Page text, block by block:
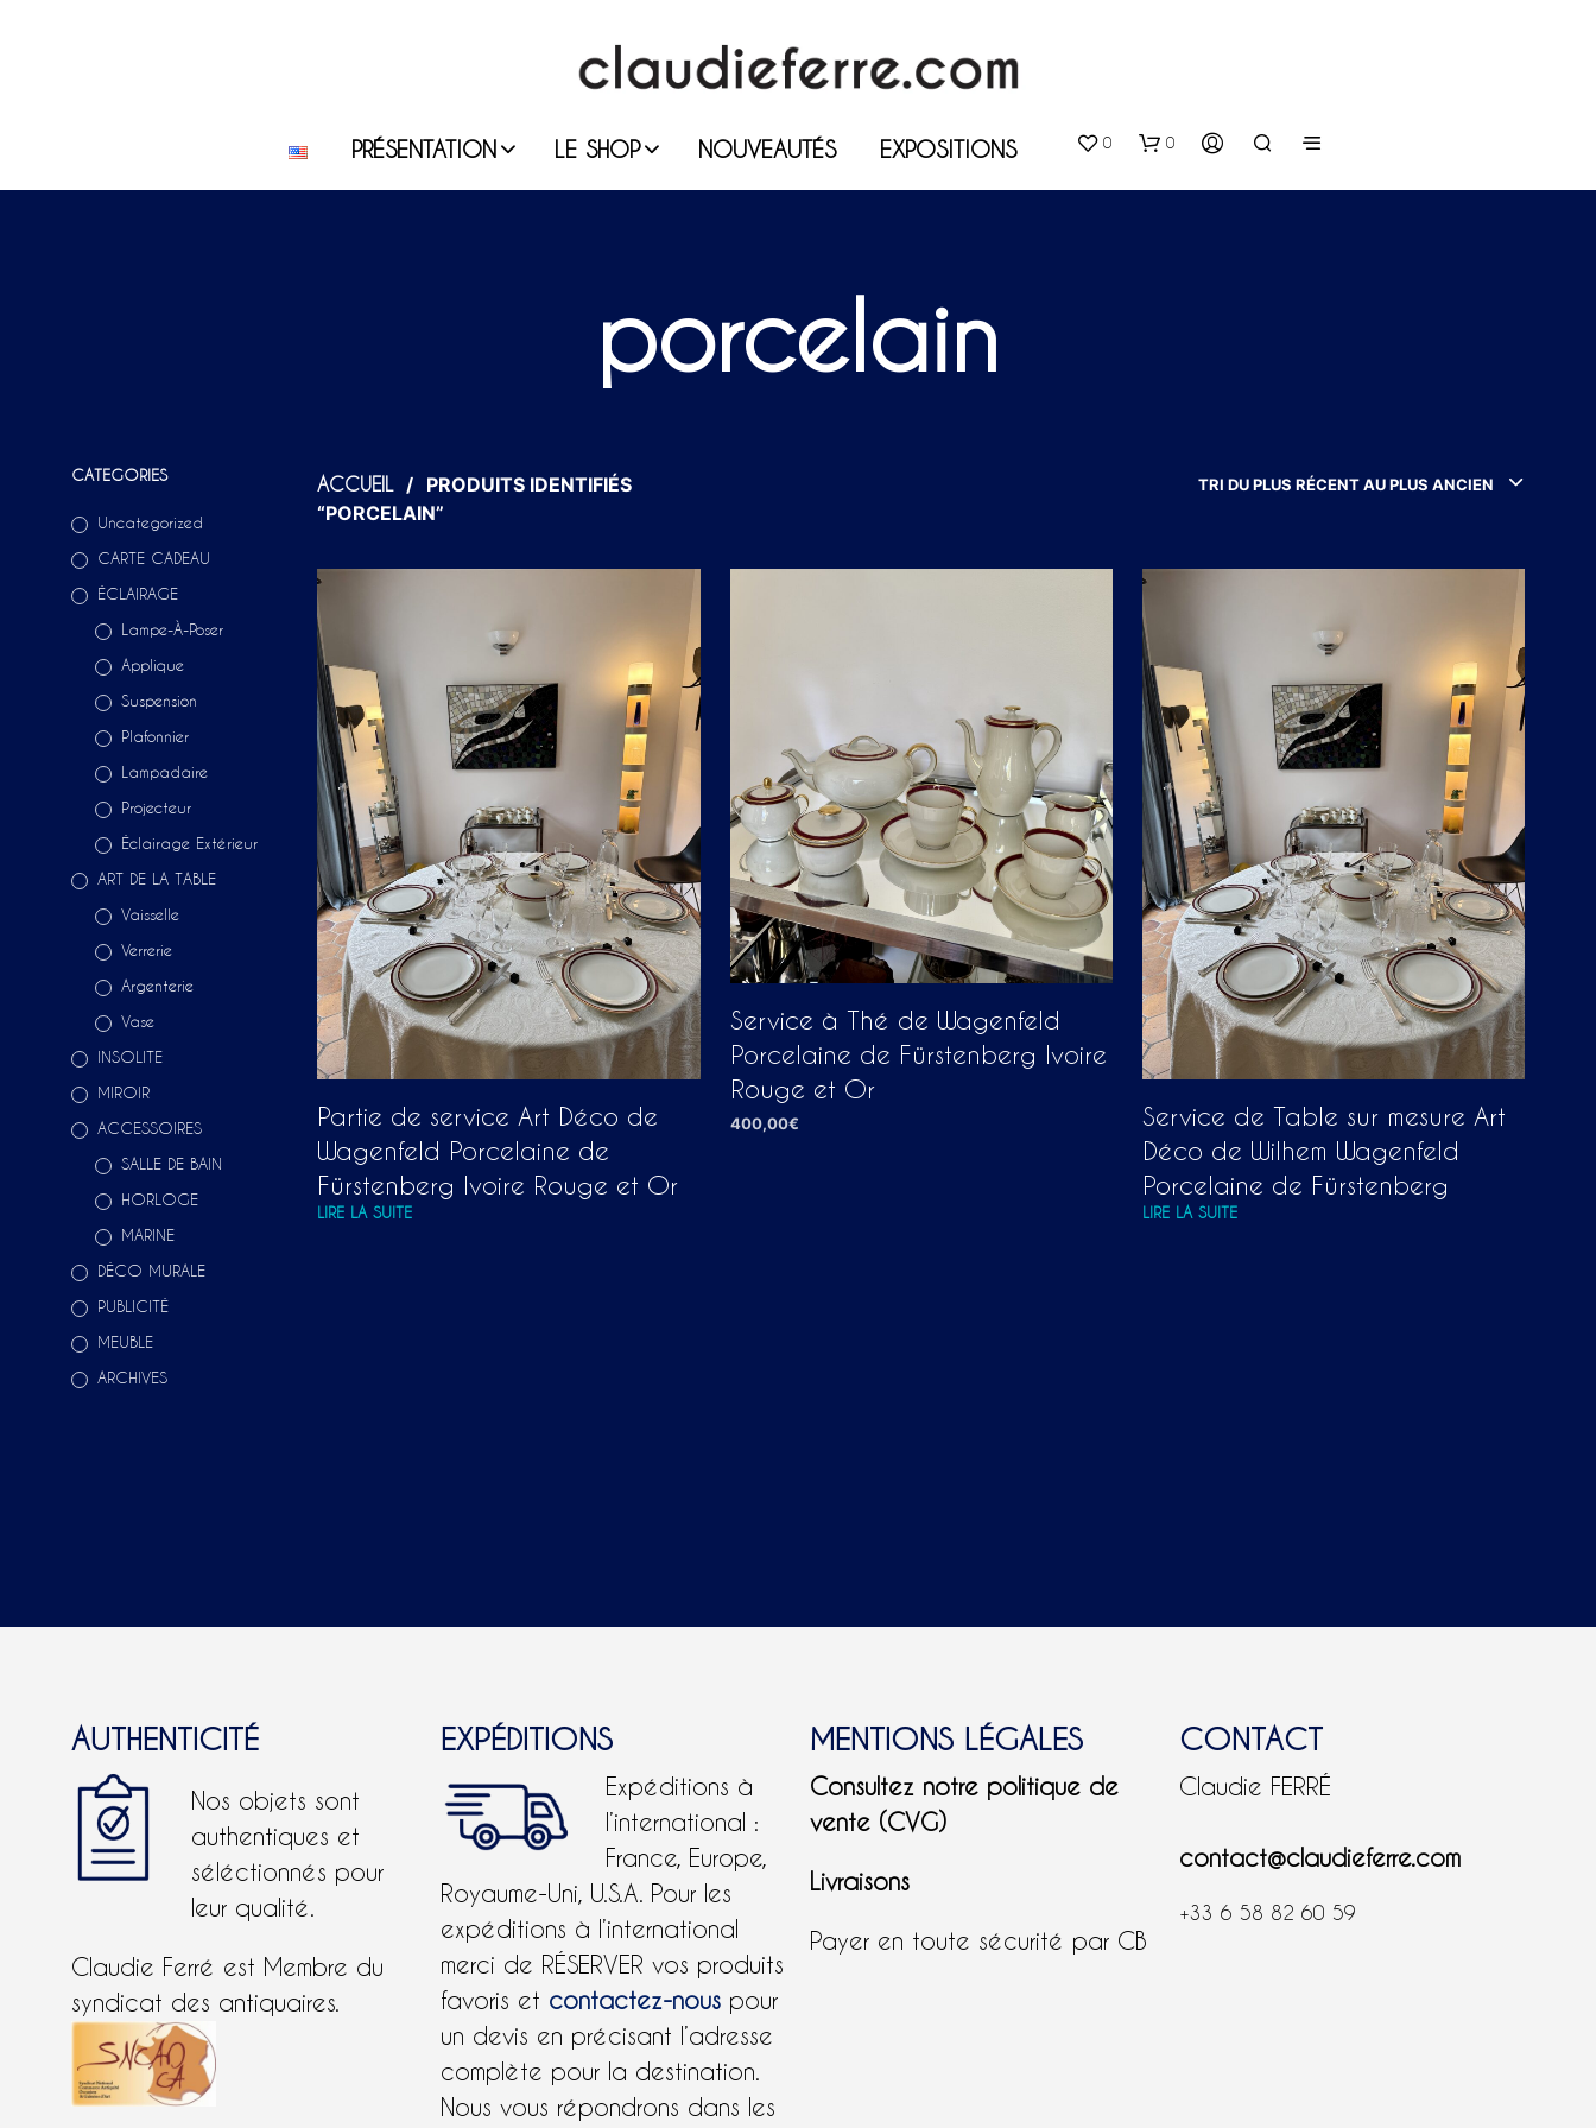
PRÉSENTATION LE SHOP NOUVEAUTÉS EXPOSITIONS 0 0
R
E
S
T
V
E
.
porcelain
CATEGORIES
Uncategorized
CARTE CADEAU
ÉCLAIRAGE
Lampe-À-Poser
Applique
Suspension
Plafonnier
Lampadaire
Projecteur
Éclairage Extérieur
ART DE LA TABLE
Vaisselle
Verrerie
Argenterie
Vase
INSOLITE
MIROIR
ACCESSOIRES
SALLE DE BAIN
HORLOGE
MARINE
DÉCO MURALE
PUBLICITÉ
MEUBLE
ARCHIVES
ACCUEIL / PRODUITS IDENTIFIÉS
“PORCELAIN”
TRI DU PLUS RÉCENT AU PLUS ANCIEN
Partie de service Art Déco de
Wagenfeld Porcelaine de
Fürstenberg Ivoire Rouge et Or
LIRE LA SUITE
Service à Thé de Wagenfeld
Porcelaine de Fürstenberg Ivoire
Rouge et Or
400,00€
Service de Table sur mesure Art
Déco de Wilhem Wagenfeld
Porcelaine de Fürstenberg
LIRE LA SUITE
AUTHENTICITÉ
Nos objets sont
authentiques et
séléctionnés pour
leur qualité.
Claudie Ferré est Membre du
syndicat des antiquaires.
EXPÉDITIONS
Expéditions à
l’international :
France, Europe,
Royaume-Uni, U.S.A. Pour les
expéditions à l’international
merci de RÉSERVER vos produits
favoris et contactez-nous pour
un devis en précisant l’adresse
complète pour la destination.
Nous vous répondrons dans les
MENTIONS LÉGALES
Consultez notre politique de
vente (CVG)
Livraisons
Payer en toute sécurité par CB
CONTACT
Claudie FERRÉ
contact@claudieferre.com
+33 6 58 82 60 59